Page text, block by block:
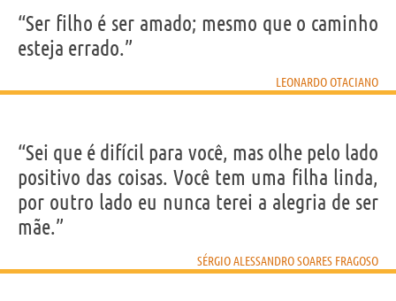
“Ser filho é ser amado; mesmo que o caminho
esteja errado.”
LEONARDO OTACIANO
“Sei que é difícil para você, mas olhe pelo lado
positivo das coisas. Você tem uma filha linda,
por outro lado eu nunca terei a alegria de ser
mãe.”
SÉRGIO ALESSANDRO SOARES FRAGOSO